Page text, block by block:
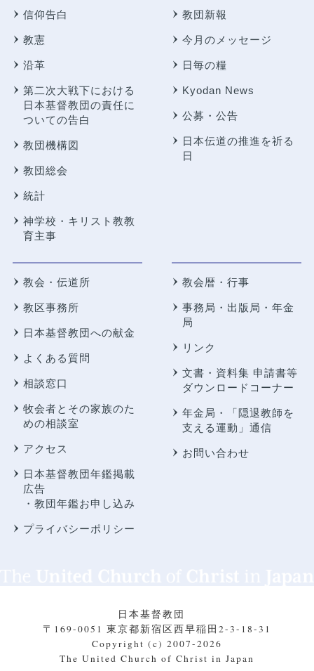
信仰告白
教憲
沿革
第二次大戦下における
日本基督教団の責任に
ついての告白
教団機構図
教団総会
統計
神学校・キリスト教教
育主事
教団新報
今月のメッセージ
日毎の糧
Kyodan News
公募・公告
日本伝道の推進を祈る
日
教会・伝道所
教区事務所
日本基督教団への献金
よくある質問
相談窓口
牧会者とその家族のた
めの相談室
アクセス
日本基督教団年鑑掲載
広告
・教団年鑑お申し込み
プライバシーポリシー
教会暦・行事
事務局・出版局・年金
局
リンク
文書・資料集 申請書等
ダウンロードコーナー
年金局・
「隠退教師を
支える運動」通信
お問い合わせ
日本基督教団
〒169-0051 東京都新宿区西早稲田2-3-18-31
Copyright (c) 2007-2026
The United Church of Christ in Japan